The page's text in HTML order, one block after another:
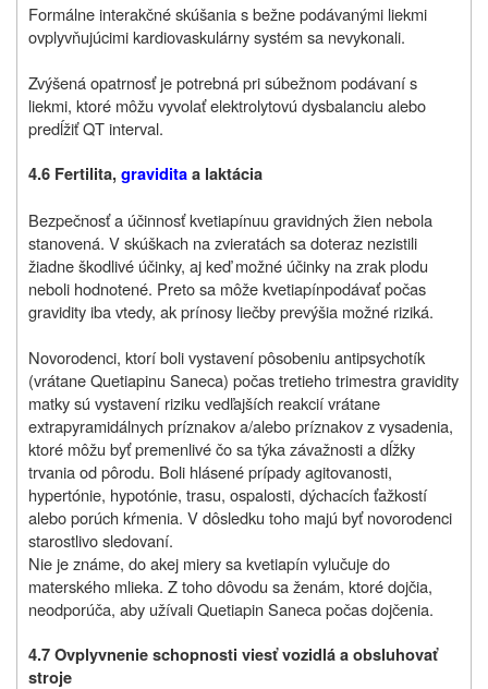
Formálne interakčné skúšania s bežne podávanými liekmi
ovplyvňujúcimi kardiovaskulárny systém sa nevykonali.
Zvýšená opatrnosť je potrebná pri súbežnom podávaní s
liekmi, ktoré môžu vyvolať elektrolytovú dysbalanciu alebo
predĺžiť QT interval.
4.6 Fertilita,graviditaa laktácia
Bezpečnosť a účinnosťkvetiapínuu gravidných žien nebola
stanovená. V skúškach na zvieratách sa doteraz nezistili
žiadne škodlivé účinky, aj keď možné účinky na zrak plodu
neboli hodnotené. Preto sa môže kvetiapínpodávať počas
gravidity iba vtedy, ak prínosy liečby prevýšia možné riziká.
Novorodenci, ktorí boli vystavení pôsobeniu antipsychotík
(vrátane Quetiapinu Saneca) počas tretieho trimestra gravidity
matky sú vystavení riziku vedľajších reakcií vrátane
extrapyramidálnych príznakov a/alebo príznakov z vysadenia,
ktoré môžu byť premenlivé čo sa týka závažnosti a dĺžky
trvania od pôrodu. Boli hlásené prípady agitovanosti,
hypertónie, hypotónie, trasu, ospalosti, dýchacích ťažkostí
alebo porúch kŕmenia. V dôsledku toho majú byť novorodenci
starostlivo sledovaní.
Nie je známe, do akej miery sa kvetiapín vylučuje do
materského mlieka. Z toho dôvodu sa ženám, ktoré dojčia,
neodporúča, aby užívali Quetiapin Saneca počas dojčenia.
4.7 Ovplyvnenie schopnosti viesť vozidlá a obsluhovať
stroje